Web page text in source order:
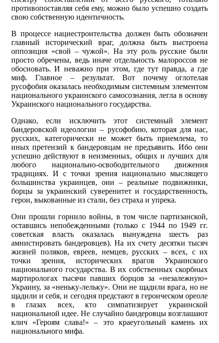
противопоставляя себя ему, можно было успешно создать
свою собственную идентичность.
В процессе нациестроительства должен быть обозначен
главный исторический враг, должна быть выстроена
оппозиция «свой – чужой». На эту роль русские были
просто обречены, ведь иначе отдельность малороссов не
обосновать. И неважно при этом, где тут правда, а где
миф. Главное – результат. Вот почему оглотелая
русофобия оказалась необходимым системным элементом
национального украинского самосознания, легла в основу
Украинского национального государства.
Однако, если исключить этот системный элемент
бандеровской идеологии – русофобию, которая для нас,
русских, категорически не может быть приемлема, то
иных претензий к бандеровцам не предъявить. Ибо они
успешно действуют в неизменных, общих и лучших для
любого национально-освободительного движения
традициях. И с точки зрения национально мыслящего
большинства украинцев, они – реальные подвижники,
борцы за украинский суверенитет и государственность,
герои, выкованные из стали, без страха и упрека.
Они прошли горнило войны, в том числе партизанской,
оставшись непобежденными (только с 1944 по 1949 гг.
советская власть оказалась вынуждена шесть раз
амнистировать бандеровцев). На их счету десятки тысяч
жизней поляков, евреев, немцев, русских – всех, с их
точки зрения, исторических врагов Украинского
национального государства. В их собственных скорбных
мартирологах тысячи павших борцов за «незалежную»
Украину, за «неньку-лельку». Они не щадили врага, но не
щадили и себя, и сегодня предстают в героическом ореоле
в глазах всех, кто симпатизирует украинской
национальной идее. Не случайно бандеровцы возглашают
клич «Героям слава!» – это краеугольный камень их
национального мифа.